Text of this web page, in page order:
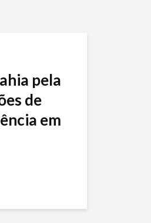
pela
de
em